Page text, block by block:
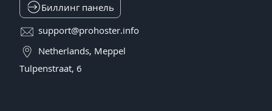
Биллинг панель
support@prohoster.info
Netherlands, Meppel
Tulpenstraat, 6